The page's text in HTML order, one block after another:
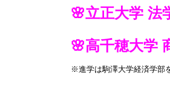
🌸立正大学 法
🌸高千穂大学
※進学は駒澤大学経済学部